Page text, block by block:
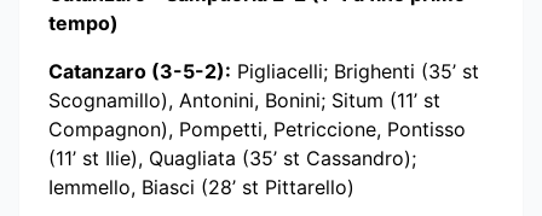
tempo)
Catanzaro (3-5-2): Pigliacelli; Brighenti (35’ st
Scognamillo), Antonini, Bonini; Situm (11’ st
Compagnon), Pompetti, Petriccione, Pontisso
(11’ st Ilie), Quagliata (35’ st Cassandro);
Iemmello, Biasci (28’ st Pittarello)